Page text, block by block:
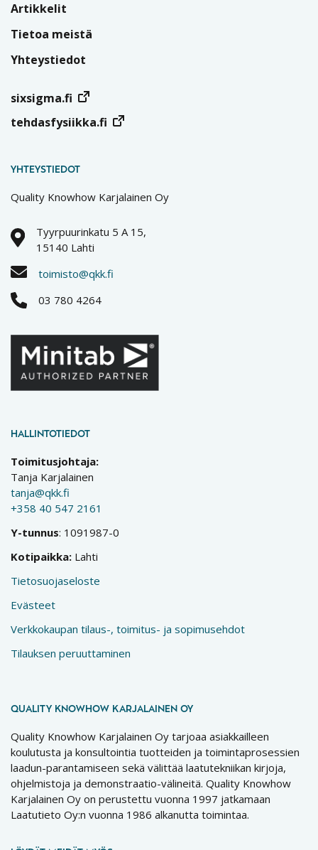
Artikkelit
Tietoa meistä
Yhteystiedot
sixsigma.fi
tehdasfysiikka.fi
YHTEYSTIEDOT
Quality Knowhow Karjalainen Oy
Tyyrpuurinkatu 5 A 15,
15140 Lahti
toimisto@qkk.fi
03 780 4264
HALLINTOTIEDOT
Toimitusjohtaja:
Tanja Karjalainen
tanja@qkk.fi
+358 40 547 2161
Y-tunnus: 1091987-0
Kotipaikka: Lahti
Tietosuojaseloste
Evästeet
Verkkokaupan tilaus-, toimitus- ja sopimusehdot
Tilauksen peruuttaminen
QUALITY KNOWHOW KARJALAINEN OY
Quality Knowhow Karjalainen Oy tarjoaa asiakkailleen
koulutusta ja konsultointia tuotteiden ja toimintaprosessien
laadun-parantamiseen sekä välittää laatutekniikan kirjoja,
ohjelmistoja ja demonstraatio-välineitä. Quality Knowhow
Karjalainen Oy on perustettu vuonna 1997 jatkamaan
Laatutieto Oy:n vuonna 1986 alkanutta toimintaa.